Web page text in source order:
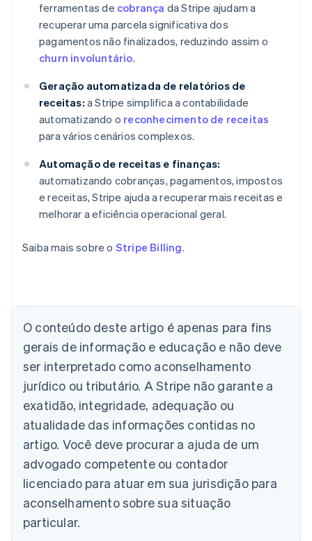
ferramentas de cobrança da Stripe ajudam a
recuperar uma parcela significativa dos
pagamentos não finalizados, reduzindo assim o
churn involuntário.
Geração automatizada de relatórios de
receitas: a Stripe simplifica a contabilidade
automatizando o reconhecimento de receitas
para vários cenários complexos.
Automação de receitas e finanças:
automatizando cobranças, pagamentos, impostos
e receitas, Stripe ajuda a recuperar mais receitas e
melhorar a eficiência operacional geral.
Saiba mais sobre o Stripe Billing.
O conteúdo deste artigo é apenas para fins
gerais de informação e educação e não deve
ser interpretado como aconselhamento
jurídico ou tributário. A Stripe não garante a
exatidão, integridade, adequação ou
atualidade das informações contidas no
artigo. Você deve procurar a ajuda de um
advogado competente ou contador
licenciado para atuar em sua jurisdição para
aconselhamento sobre sua situação
particular.
Austrália
Áustria
DeutschEnglish
Bélgica
English
Brasil
Português English
Bulgária
English
Canadá
English Français
China continental
简体中文 English
Chipre